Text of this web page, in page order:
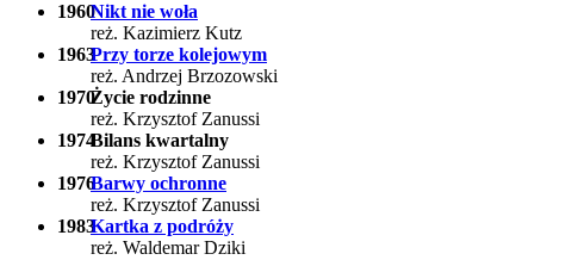
1960Nikt nie woła
reż. Kazimierz Kutz
1963Przy torze kolejowym
reż. Andrzej Brzozowski
1970Życie rodzinne
reż. Krzysztof Zanussi
1974Bilans kwartalny
reż. Krzysztof Zanussi
1976Barwy ochronne
reż. Krzysztof Zanussi
1983Kartka z podróży
reż. Waldemar Dziki